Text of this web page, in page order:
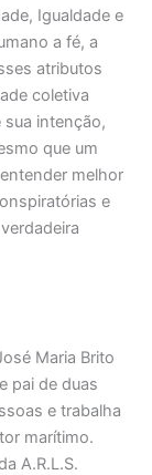
Igualdade e
a fé, a
atributos
coletiva
sua intenção,
que um
melhor
e
Maria Brito
pai de duas
e trabalha
marítimo.
A.R.L.S.